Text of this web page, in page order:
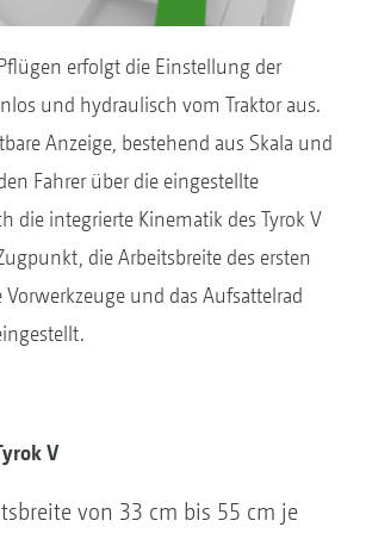
erfolgt die Einstellung der
und hydraulisch vom Traktor aus.
Anzeige, bestehend aus Skala und
Fahrer über die eingestellte
die integrierte Kinematik des Tyrok V
die Arbeitsbreite des ersten
Vorwerkzeuge und das Aufsattelrad
V
von 33 cm bis 55 cm je